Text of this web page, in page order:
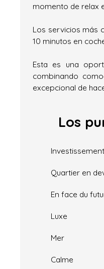
momento de relax
Los servicios más
10 minutos en
Esta es una
combinando
excepcional de
Los
Quartier en
En face du
Luxe
Mer
Calme